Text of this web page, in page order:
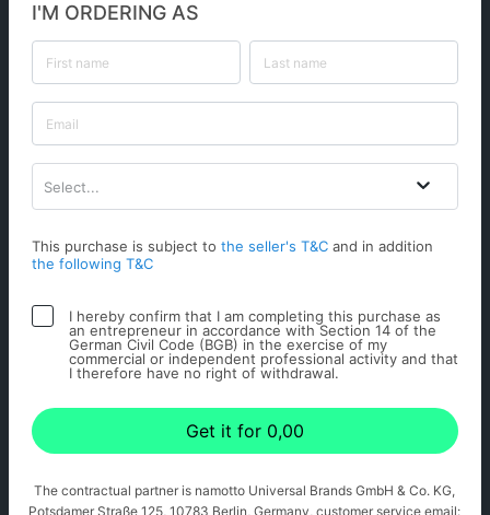
I'M ORDERING AS
Select...
This purchase is subject to the seller's T&C and in addition
the following T&C
I hereby confirm that I am completing this purchase as
an entrepreneur in accordance with Section 14 of the
German Civil Code (BGB) in the exercise of my
commercial or independent professional activity and that
I therefore have no right of withdrawal.
Get it for 0,00
The contractual partner is namotto Universal Brands GmbH & Co. KG,
Potsdamer Straße 125, 10783 Berlin, Germany, customer service email: